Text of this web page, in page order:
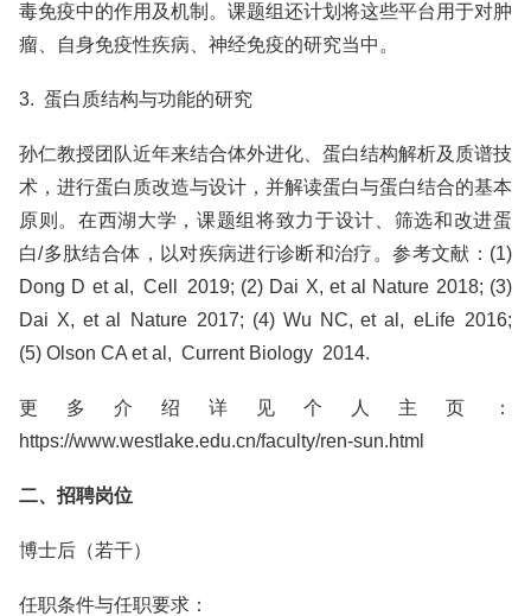
毒免疫中的作用及机制。课题组还计划将这些平台用于对肿
瘤、自身免疫性疾病、神经免疫的研究当中。
3. 蛋白质结构与功能的研究
孙仁教授团队近年来结合体外进化、蛋白结构解析及质谱技
术，进行蛋白质改造与设计，并解读蛋白与蛋白结合的基本
原则。在西湖大学，课题组将致力于设计、筛选和改进蛋
白/多肽结合体，以对疾病进行诊断和治疗。参考文献：(1)
Dong D et al, Cell 2019; (2) Dai X, et al Nature 2018; (3)
Dai X, et al Nature 2017; (4) Wu NC, et al, eLife 2016;
(5) Olson CA et al, Current Biology 2014.
更多介绍详见个人主页：
https://www.westlake.edu.cn/faculty/ren-sun.html
二、招聘岗位
博士后（若干）
任职条件与任职要求：